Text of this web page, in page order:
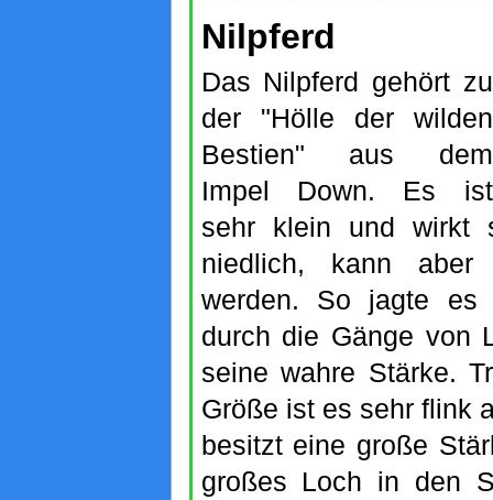
Nilpferd
Das Nilpferd gehört zu
der "Hölle der wilden
Bestien" aus dem
Impel Down. Es ist
sehr klein und wirkt
niedlich, kann aber
werden. So jagte es
durch die Gänge von
seine wahre Stärke.
Größe ist es sehr flink
besitzt eine große
großes Loch in den